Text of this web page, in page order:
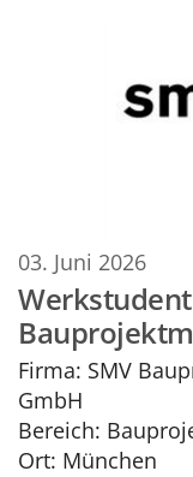
03. Juni 2026
Firma: SMV
GmbH
Bereich:
Ort: München